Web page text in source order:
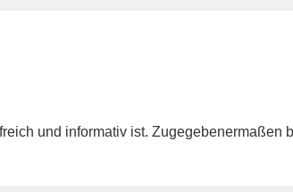
und informativ ist. Zugegebenermaßen